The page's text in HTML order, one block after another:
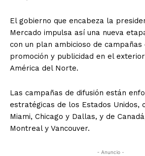
El gobierno que encabeza la
Mercado impulsa así una nueva
con un plan ambicioso de campañas
promoción y publicidad en el
América del Norte.
Las campañas de difusión están
estratégicas de los Estados Unidos,
Miami, Chicago y Dallas, y de
Montreal y Vancouver.
- Anuncio -